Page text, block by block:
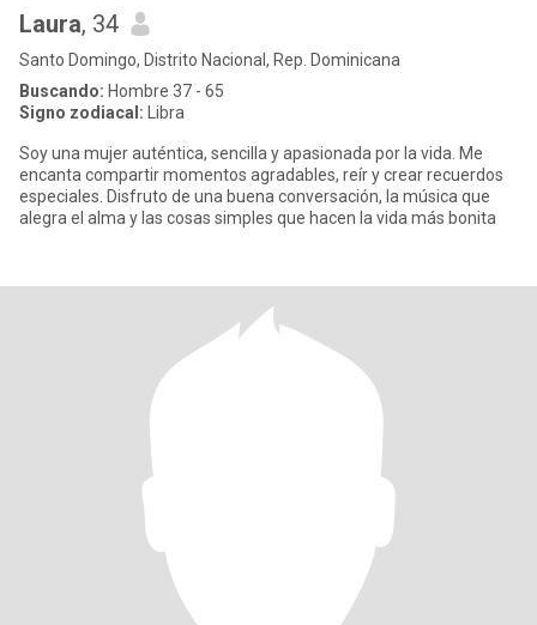
Laura, 34
Santo Domingo, Distrito Nacional, Rep. Dominicana
Buscando: Hombre 37 - 65
Signo zodiacal: Libra
Soy una mujer auténtica, sencilla y apasionada por la vida. Me
encanta compartir momentos agradables, reír y crear recuerdos
especiales. Disfruto de una buena conversación, la música que
alegra el alma y las cosas simples que hacen la vida más bonita